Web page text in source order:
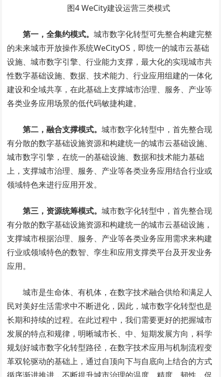
图4 WeCity建设运营三类模式
第一，全集约模式。城市数字化转型可先整合构建完整
的未来城市开放操作系统WeCityOS，即统一的城市云基础
设施、城市数字引擎、行业能力支撑，最大化的实现城市共
性数字基础设施、数据、技术能力、行业应用组建的一体化
建设和全域共享，在此基础上支撑城市治理、服务、产业等
各类业务应用场景的低代码敏捷构建。
第二，融合支撑模式。城市数字化转型中，首先整合现
有分散的数字基础设施资源和构建统一的城市云基础设施、
城市数字引擎，在统一的基础设施、数据和技术能力基础
上，支撑城市治理、服务、产业等各类业务应用结合行业或
领域特色来进行应用开发。
第三，资源统筹模式。城市数字化转型中，首先整合现
有分散的数字基础设施资源和构建统一的城市云基础设施，
支撑城市根据治理、服务、产业等各类业务应用需求来构建
行业或领域特色的数智、孪生和应用支撑类平台及开发业务
应用。
城市是生命体、有机体，在数字技术融合供给和满足人
民对美好生活需求中不断进化，因此，城市数字化转型也是
长期和持续的过程。在此过程中，我们需要更好的把握城市
发展的特点和规律，明晰城市长、中、短期发展方向，科学
规划好城市数字化转型路径，在数字技术应用与机制流程变
革双轮驱动的基础上，通过自顶向下与自底向上结合的方式